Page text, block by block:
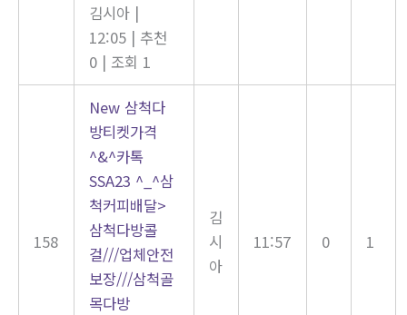
김시아 |
12:05 | 추천
0 | 조회 1
158
New 삼척다
방티켓가격
^&^카톡
SSA23 ^_^삼
척커피배달>
삼척다방콜
걸///업체안전
보장///삼척골
목다방
김
시
아
11:57 0 1